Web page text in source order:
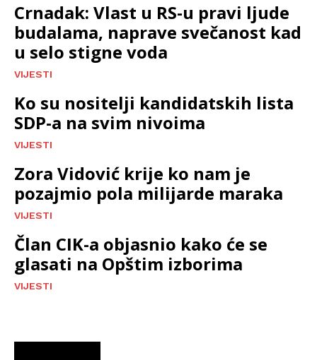
Crnadak: Vlast u RS-u pravi ljude
budalama, naprave svečanost kad
u selo stigne voda
VIJESTI
Ko su nositelji kandidatskih lista
SDP-a na svim nivoima
VIJESTI
Zora Vidović krije ko nam je
pozajmio pola milijarde maraka
VIJESTI
Član CIK-a objasnio kako će se
glasati na Opštim izborima
VIJESTI